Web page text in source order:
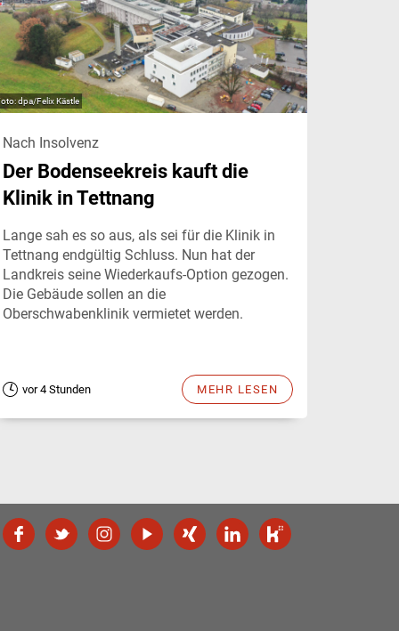
dpa/Felix Kästle
Nach Insolvenz
Der Bodenseekreis kauft die
Klinik in Tettnang
Lange sah es so aus, als sei für die Klinik in
Tettnang endgültig Schluss. Nun hat der
Landkreis seine Wiederkaufs-Option gezogen.
Die Gebäude sollen an die
Oberschwabenklinik vermietet werden.
vor 4 Stunden MEHR LESEN